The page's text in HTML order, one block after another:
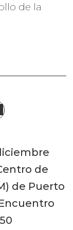
de la
de
de Puerto